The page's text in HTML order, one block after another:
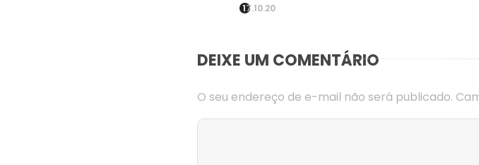
17.10.20
DEIXE UM COMENTÁRIO
O seu endereço de e-mail não será publicado.